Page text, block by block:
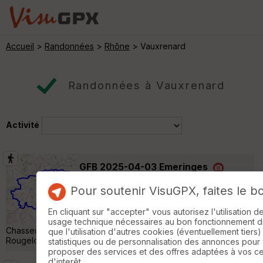
Accueil > Randonnées > Rhône > Vauxrenard
Randonnées à Vauxrenard
Activité
GFB 2025-04-03 Emeringes
Randonnée Pédestre 19 km 560 m
Départ de Emeringes (Eglise) Points de
passage : Bois Retour, La Maison des
Chasseurs, Col des Labourons, Bize, Vauxrenard, Le Thil, Les
Rougelons »
Pour soutenir VisuGPX, faites le
En cliquant sur "accepter" vous autorisez l'utilisation
usage technique nécessaires au bon fonctionnement
que l'utilisation d'autres cookies (éventuellement
statistiques ou de personnalisation des annonces pour
proposer des services et des offres adaptées à vos